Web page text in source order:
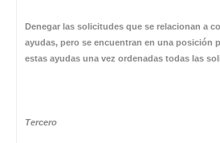
Denegar las solicitudes que se relacionan a
ayudas, pero se encuentran en una posición
estas ayudas una vez ordenadas todas las
Tercero